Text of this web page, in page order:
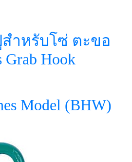
ำหรับโซ่ ตะขอ
Grab Hook
Model (BHW)